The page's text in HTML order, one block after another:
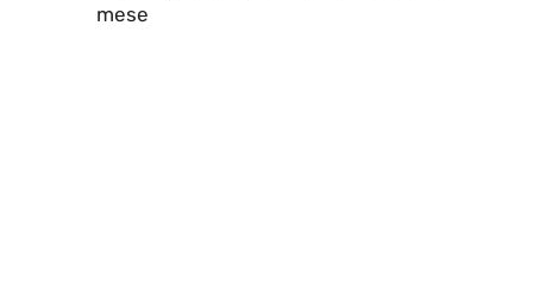
mese